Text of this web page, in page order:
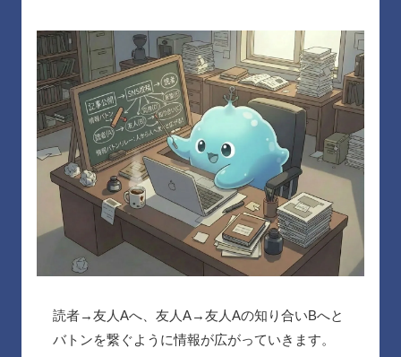
読者→友人Aへ、友人A→友人Aの知り合いBへと
バトンを繋ぐように情報が広がっていきます。